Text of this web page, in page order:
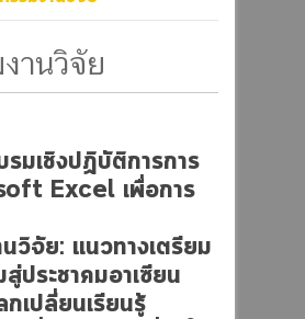
านวิจัย
รมเชิงปฏิบัติการการ
Excel เพื่อการ
นวิจัย: แนวทางเตรียม
ประชาคมอาเซียน
กเปลี่ยนเรียนรู้